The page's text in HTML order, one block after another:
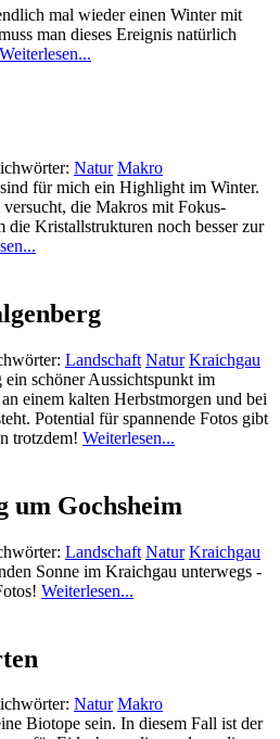
mal wieder einen Winter mit
man dieses Ereignis natürlich
Weiterlesen...
Natur Makro
für mich ein Highlight im Winter.
die Makros mit Fokus-
die Kristallstrukturen noch besser zur
Landschaft Natur Kraichgau
schöner Aussichtspunkt im
einem kalten Herbstmorgen und bei
Potential für spannende Fotos gibt
trotzdem! Weiterlesen...
um Gochsheim
Landschaft Natur Kraichgau
Sonne im Kraichgau unterwegs -
Weiterlesen...
Natur Makro
Biotope sein. In diesem Fall ist der